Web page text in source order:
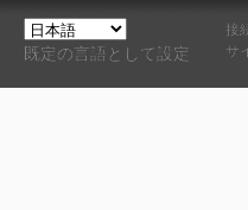
既定の言語として設定
接
サ